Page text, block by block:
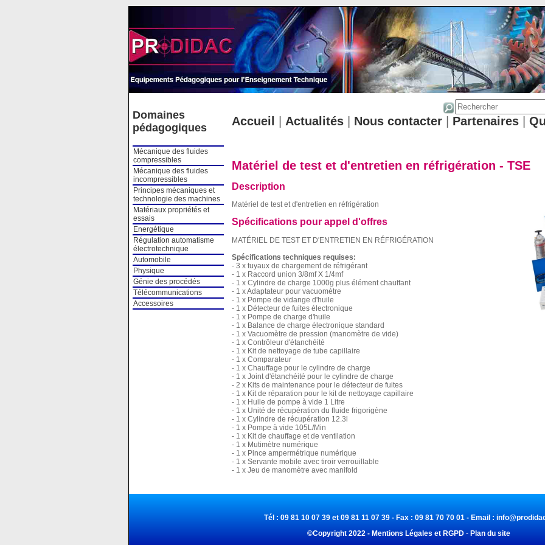
Domaines
pédagogiques
Mécanique des fluides
compressibles
Mécanique des fluides
incompressibles
Principes mécaniques et
technologie des machines
Matériaux propriétés et
essais
Energétique
Régulation automatisme
électrotechnique
Automobile
Physique
Génie des procédés
Télécommunications
Accessoires
Accueil Actualités| Nous contacter| Partenaires|
Matériel de test et d'entretien en réfrigération - TSE
Description
Matériel de test et d'entretien en réfrigération
Spécifications pour appel d'offres
MATÉRIEL DE TEST ET D'ENTRETIEN EN RÉFRIGÉRATION
Spécifications techniques requises:
- 3 x tuyaux de chargement de réfrigérant
- 1 x Raccord union 3/8mf X 1/4mf
- 1 x Cylindre de charge 1000g plus élément chauffant
- 1 x Adaptateur pour vacuomètre
- 1 x Pompe de vidange d'huile
- 1 x Détecteur de fuites électronique
- 1 x Pompe de charge d'huile
- 1 x Balance de charge électronique standard
- 1 x Vacuomètre de pression (manomètre de vide)
- 1 x Contrôleur d'étanchéité
- 1 x Kit de nettoyage de tube capillaire
- 1 x Comparateur
- 1 x Chauffage pour le cylindre de charge
- 1 x Joint d'étanchéité pour le cylindre de charge
- 2 x Kits de maintenance pour le détecteur de fuites
- 1 x Kit de réparation pour le kit de nettoyage capillaire
- 1 x Huile de pompe à vide 1 Litre
- 1 x Unité de récupération du fluide frigorigène
- 1 x Cylindre de récupération 12.3l
- 1 x Pompe à vide 105L/Min
- 1 x Kit de chauffage et de ventilation
- 1 x Mutimètre numérique
- 1 x Pince ampermétrique numérique
- 1 x Servante mobile avec tiroir verrouillable
- 1 x Jeu de manomètre avec manifold
Tél : 09 81 10 07 39 et 09 81 11 07 39 - Fax : 09 81 70 70 01 - Email :
©Copyright 2022 - Mentions Légales et RGPD - Plan du site